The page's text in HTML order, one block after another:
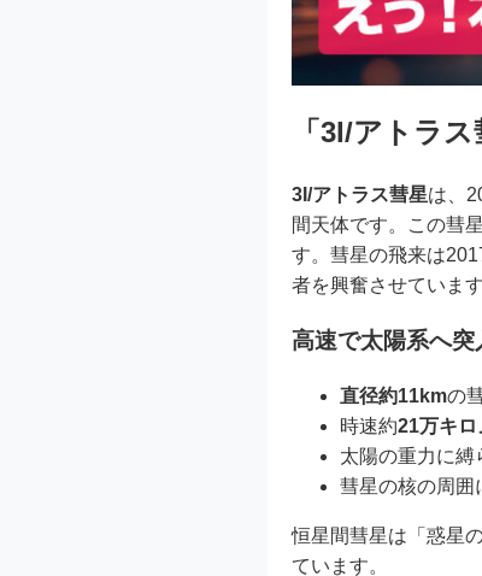
「3I/アトラ
3I/アトラス彗星は、
間天体です。この彗
す。彗星の飛来は
者を興奮させています
高速で太陽系へ
直径約11kmの
時速約21万キロ
太陽の重力に縛
彗星の核の周囲
恒星間彗星は「惑星
ています。